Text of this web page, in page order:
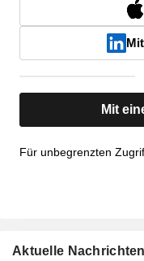
Mit
Für unbegrenzten
Aktuelle